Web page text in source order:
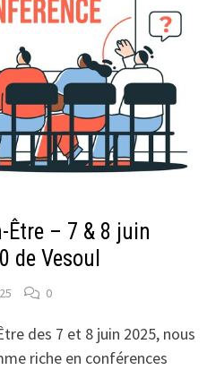
Être – 7 & 8 juin
de Vesoul
0
des 7 et 8 juin 2025, nous
riche en conférences